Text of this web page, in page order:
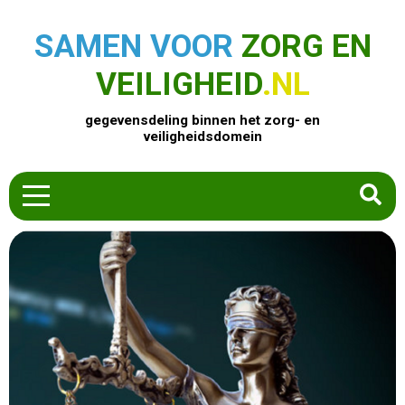
SAMEN VOOR ZORG EN
VEILIGHEID.NL
gegevensdeling binnen het zorg- en
veiligheidsdomein
HOME
ZOEK EEN PRODUCT
ACTUEEL
OVER ONS
CONTACT
COMMUNITY